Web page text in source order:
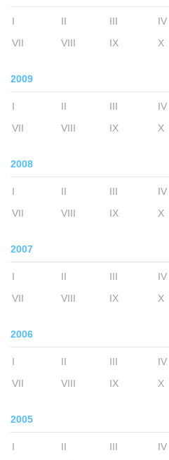
I II III IV
VII
VIII IX X
2009
I II III IV
VII
VIII IX X
2008
I II III IV
VII
VIII IX X
2007
I II III IV
VII
VIII IX X
2006
I II III IV
VII
VIII IX X
2005
I II III IV